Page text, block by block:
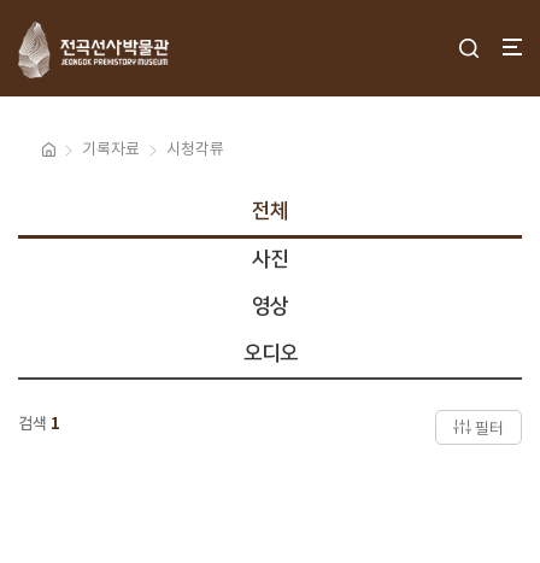
기록자료 시청각류
전체
사진
영상
오디오
검색 1 필터